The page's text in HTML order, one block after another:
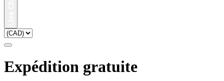
Expédition gratuite